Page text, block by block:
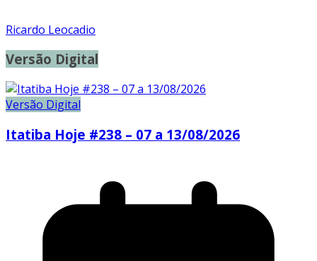
Ricardo Leocadio
Versão Digital
Versão Digital
Itatiba Hoje #238 – 07 a 13/08/2026